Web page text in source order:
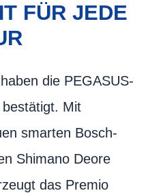
FÜR JEDE
die PEGASUS-
Mit
smarten Bosch-
Shimano Deore
das Premio